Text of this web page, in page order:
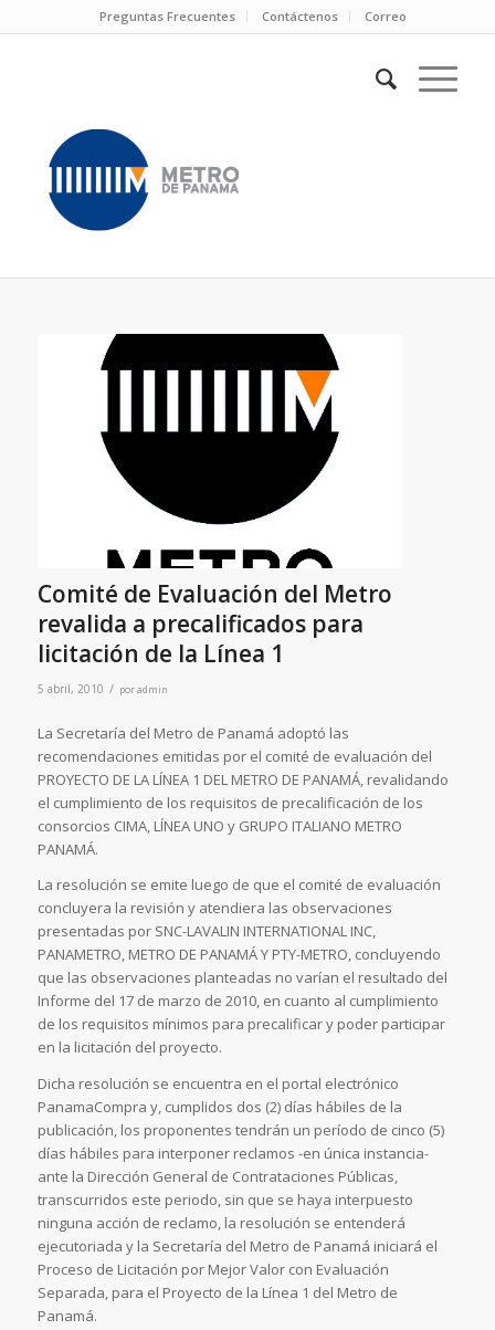
Preguntas Frecuentes Contáctenos Correo
Comité de Evaluación del Metro
revalida a precalificados para
licitación de la Línea 1
5 abril, 2010 / poradmin
La Secretaría del Metro de Panamá adoptó las
recomendaciones emitidas por el comité de evaluación del
PROYECTO DE LA LÍNEA 1 DEL METRO DE PANAMÁ, revalidando
el cumplimiento de los requisitos de precalificación de los
consorcios CIMA, LÍNEA UNO y GRUPO ITALIANO METRO
PANAMÁ.
La resolución se emite luego de que el comité de evaluación
concluyera la revisión y atendiera las observaciones
presentadas por SNC-LAVALIN INTERNATIONAL INC,
PANAMETRO, METRO DE PANAMÁ Y PTY-METRO, concluyendo
que las observaciones planteadas no varían el resultado del
Informe del 17 de marzo de 2010, en cuanto al cumplimiento
de los requisitos mínimos para precalificar y poder participar
en la licitación del proyecto.
Dicha resolución se encuentra en el portal electrónico
PanamaCompra y, cumplidos dos (2) días hábiles de la
publicación, los proponentes tendrán un período de cinco (5)
días hábiles para interponer reclamos -en única instancia-
ante la Dirección General de Contrataciones Públicas,
transcurridos este periodo, sin que se haya interpuesto
ninguna acción de reclamo, la resolución se entenderá
ejecutoriada y la Secretaría del Metro de Panamá iniciará el
Proceso de Licitación por Mejor Valor con Evaluación
Separada, para el Proyecto de la Línea 1 del Metro de
Panamá.